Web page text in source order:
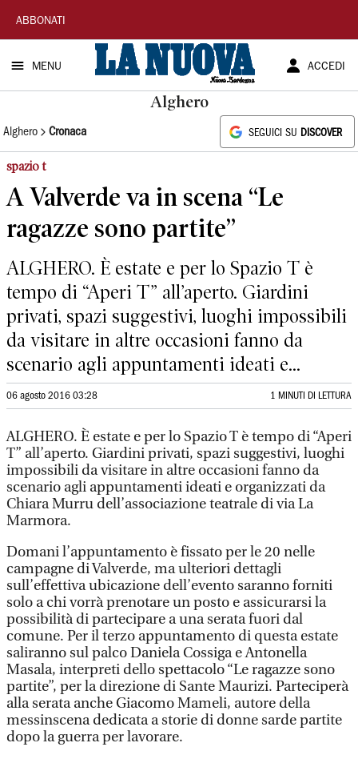
La
Nuova
Sardegna
ABBONATI
MENU ACCEDI
Alghero
Alghero Cronaca SEGUICI SU DISCOVER
spazio t
A Valverde va in scena “Le
ragazze sono partite”
ALGHERO. È estate e per lo Spazio T è
tempo di “Aperi T” all’aperto. Giardini
privati, spazi suggestivi, luoghi impossibili
da visitare in altre occasioni fanno da
scenario agli appuntamenti ideati e...
06 agosto 2016 03:28 1 MINUTI DI LETTURA
ALGHERO. È estate e per lo Spazio T è tempo di “Aperi
T” all’aperto. Giardini privati, spazi suggestivi, luoghi
impossibili da visitare in altre occasioni fanno da
scenario agli appuntamenti ideati e organizzati da
Chiara Murru dell’associazione teatrale di via La
Marmora.
Domani l’appuntamento è fissato per le 20 nelle
campagne di Valverde, ma ulteriori dettagli
sull’effettiva ubicazione dell’evento saranno forniti
solo a chi vorrà prenotare un posto e assicurarsi la
possibilità di partecipare a una serata fuori dal
comune. Per il terzo appuntamento di questa estate
saliranno sul palco Daniela Cossiga e Antonella
Masala, interpreti dello spettacolo “Le ragazze sono
partite”, per la direzione di Sante Maurizi. Parteciperà
alla serata anche Giacomo Mameli, autore della
messinscena dedicata a storie di donne sarde partite
dopo la guerra per lavorare.